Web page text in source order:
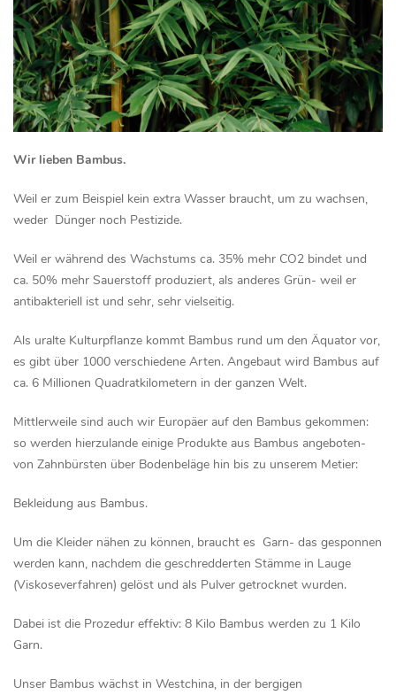
Wir lieben Bambus.
Weil er zum Beispiel kein extra Wasser braucht, um zu wachsen,
weder Dünger noch Pestizide.
Weil er während des Wachstums ca. 35% mehr CO2 bindet und
ca. 50% mehr Sauerstoff produziert, als anderes Grün- weil er
antibakteriell ist und sehr, sehr vielseitig.
Als uralte Kulturpflanze kommt Bambus rund um den Äquator vor,
es gibt über 1000 verschiedene Arten. Angebaut wird Bambus auf
ca. 6 Millionen Quadratkilometern in der ganzen Welt.
Mittlerweile sind auch wir Europäer auf den Bambus gekommen:
so werden hierzulande einige Produkte aus Bambus angeboten-
von Zahnbürsten über Bodenbeläge hin bis zu unserem Metier:
Bekleidung aus Bambus.
Um die Kleider nähen zu können, braucht es Garn- das gesponnen
werden kann, nachdem die geschredderten Stämme in Lauge
(Viskoseverfahren) gelöst und als Pulver getrocknet wurden.
Dabei ist die Prozedur effektiv: 8 Kilo Bambus werden zu 1 Kilo
Garn.
Unser Bambus wächst in Westchina, in der bergigen